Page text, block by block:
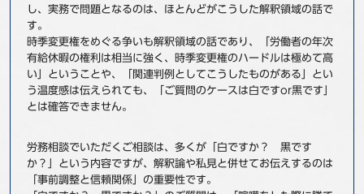
し、実務で問題となるのは、ほとんどがこうした解釈領域の話で
す。
時季変更権をめぐる争いも解釈領域の話であり、「労働者の年次
有給休暇の権利は相当に強く、時季変更権のハードルは極めて高
い」ということや、「関連判例としてこうしたものがある」とい
う温度感は伝えられても、「ご質問のケースは白ですor黒です」
とは確答できません。
労務相談でいただくご相談は、多くが「白ですか？ 黒です
か？」という内容ですが、解釈論や私見と併せてお伝えするのは
「事前調整と信頼関係」の重要性です。